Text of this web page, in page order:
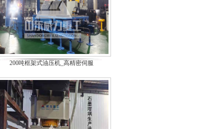
200吨框架式油压机_高精密伺服